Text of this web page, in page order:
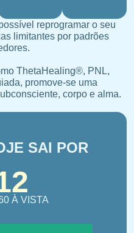
reprogramar o seu
limitantes por padrões
ThetaHealing®, PNL,
promove-se uma
corpo e alma.
SAI POR
À VISTA